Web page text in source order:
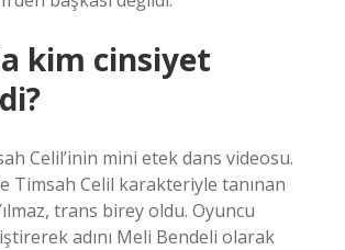
kim cinsiyet
Celil’inin mini etek dans videosu.
Timsah Celil karakteriyle tanınan
trans birey oldu. Oyuncu
adını Meli Bendeli olarak